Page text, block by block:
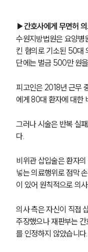
▶간호사에게 무면허
수원지방법원은 요양병
킨 혐의로 기소된 50대
단에는 벌금 500만 원
피고인은 2018년 근무
에게 80대 환자에 대한
그러나 시술은 반복 실
다.
비위관 삽입술은 환자
넣는 의료행위로 점막
이 있어 원칙적으로 의
의사 측은 자신이 직접
주장했으나 재판부는
를 인정하지 않았습니다.